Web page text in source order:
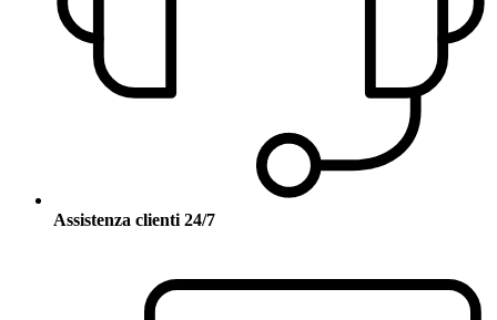
Assistenza clienti 24/7